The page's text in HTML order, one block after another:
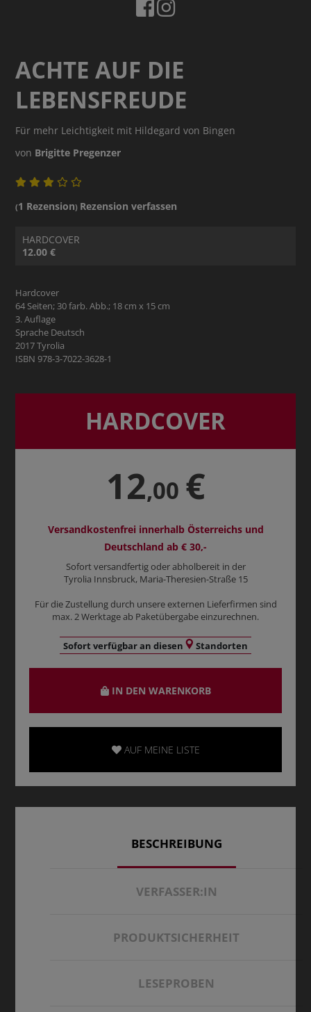
ACHTE AUF DIE
LEBENSFREUDE
Für mehr Leichtigkeit mit Hildegard von Bingen
von Brigitte Pregenzer
(1 Rezension) Rezension verfassen
HARDCOVER
12.00 €
Hardcover
64 Seiten; 30 farb. Abb.; 18 cm x 15 cm
3. Auflage
Sprache Deutsch
2017 Tyrolia
ISBN 978-3-7022-3628-1
HARDCOVER
12,00 €
Versandkostenfrei innerhalb Österreichs und
Deutschland ab € 30,-
Sofort versandfertig oder abholbereit in der
Tyrolia Innsbruck, Maria-Theresien-Straße 15
Für die Zustellung durch unsere externen Lieferfirmen sind
max. 2 Werktage ab Paketübergabe einzurechnen.
Sofort verfügbar an diesen Standorten
IN DEN WARENKORB
AUF MEINE LISTE
BESCHREIBUNG
VERFASSER:IN
PRODUKTSICHERHEIT
LESEPROBEN